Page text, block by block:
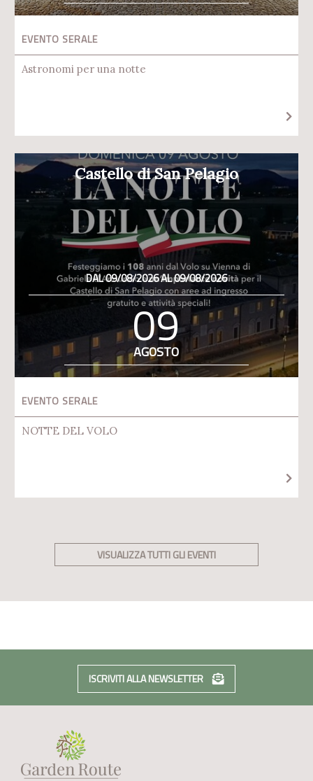
EVENTO SERALE
Astronomi per una notte
Castello di San Pelagio
DAL 09/08/2026 AL 09/08/2026
09
AGOSTO
EVENTO SERALE
NOTTE DEL VOLO
VISUALIZZA TUTTI GLI EVENTI
ISCRIVITI ALLA NEWSLETTER